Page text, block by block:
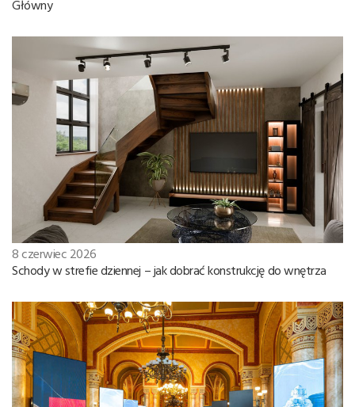
Główny
8 czerwiec 2026
Schody w strefie dziennej – jak dobrać konstrukcję do wnętrza